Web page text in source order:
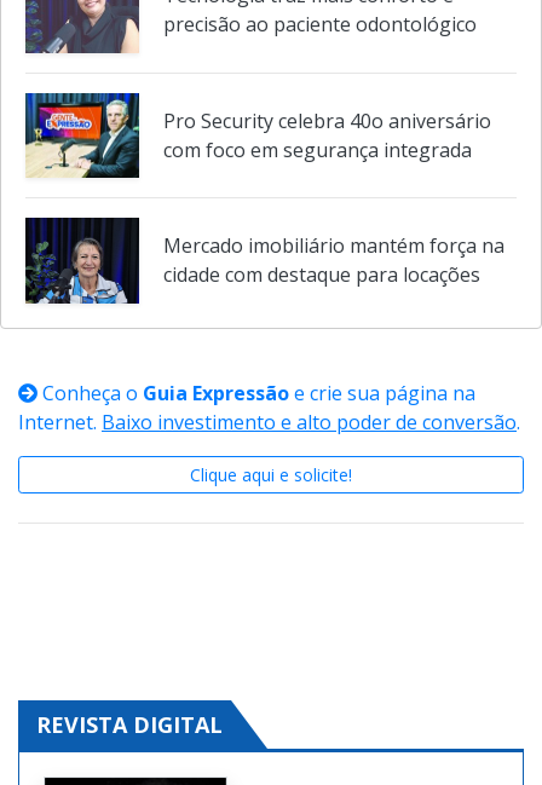
Tecnologia traz mais conforto e
precisão ao paciente odontológico
Pro Security celebra 40o aniversário
com foco em segurança integrada
Mercado imobiliário mantém força na
cidade com destaque para locações
Conheça oGuia Expressão e crie sua página na
Baixo investimento e alto poder de conversão
Clique aqui e solicite!